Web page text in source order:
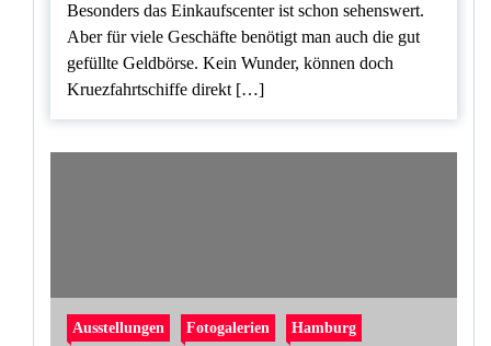
Besonders das Einkaufscenter ist schon sehenswert.
Aber für viele Geschäfte benötigt man auch die gut
gefüllte Geldbörse. Kein Wunder, können doch
Kruezfahrtschiffe direkt […]
Ausstellungen Fotogalerien Hamburg